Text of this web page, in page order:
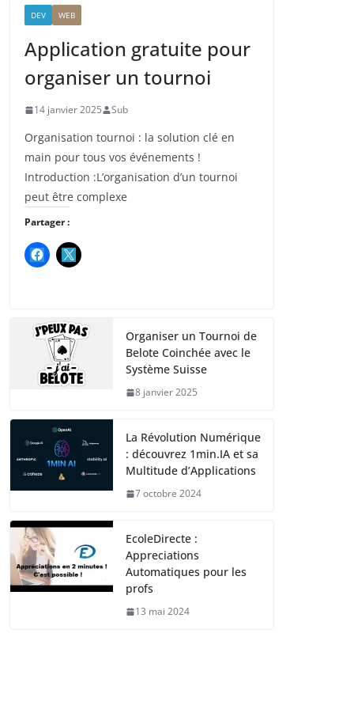
DEV WEB
Application gratuite pour
organiser un tournoi
14 janvier 2025 Sub
Organisation tournoi : la solution clé en
main pour tous vos événements !
Introduction :L’organisation d’un tournoi
peut être complexe
Partager :
Organiser un Tournoi de
Belote Coinchée avec le
Système Suisse
8 janvier 2025
La Révolution Numérique
: découvrez 1min.IA et sa
Multitude d’Applications
7 octobre 2024
EcoleDirecte :
Appreciations
Automatiques pour les
profs
13 mai 2024